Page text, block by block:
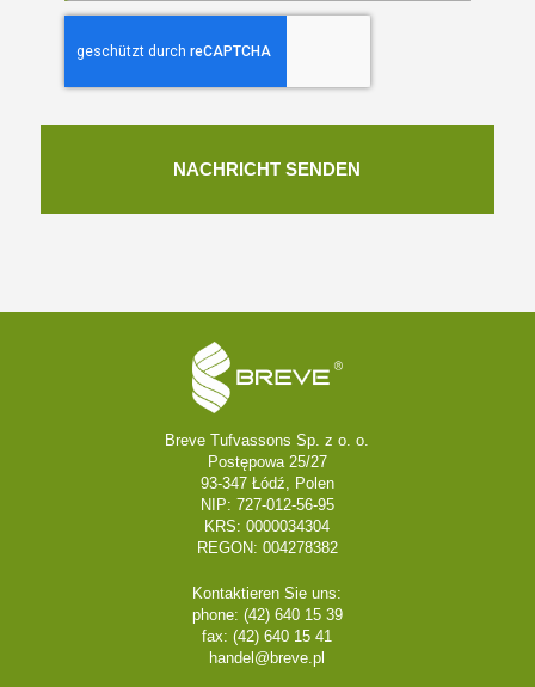
Breve Tufvassons Sp. z o. o.
Postępowa 25/27
93-347 Łódź, Polen
NIP: 727-012-56-95
KRS: 0000034304
REGON: 004278382
Kontaktieren Sie uns:
phone: (42) 640 15 39
fax: (42) 640 15 41
handel@breve.pl